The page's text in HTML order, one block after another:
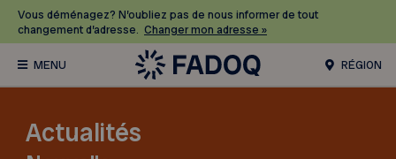
Vous déménagez? N’oubliez pas de nous informer de tout
changement d’adresse. Changer mon adresse »
RÉGION
Actualités